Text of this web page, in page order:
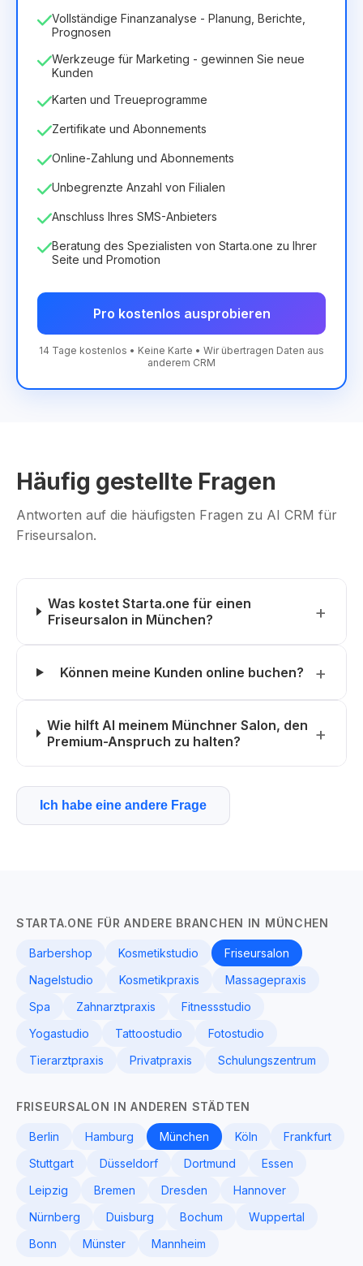
Vollständige Finanzanalyse - Planung, Berichte,
Prognosen
Werkzeuge für Marketing - gewinnen Sie neue
Kunden
Karten und Treueprogramme
Zertifikate und Abonnements
Online-Zahlung und Abonnements
Unbegrenzte Anzahl von Filialen
Anschluss Ihres SMS-Anbieters
Beratung des Spezialisten von Starta.one zu Ihrer
Seite und Promotion
Pro kostenlos ausprobieren
14 Tage kostenlos • Keine Karte • Wir übertragen Daten aus
anderem CRM
Häufig gestellte Fragen
Antworten auf die häufigsten Fragen zu AI CRM für
Friseursalon.
Was kostet Starta.one für einen
Friseursalon in München?
Können meine Kunden online buchen?
Wie hilft AI meinem Münchner Salon, den
Premium-Anspruch zu halten?
Ich habe eine andere Frage
STARTA.ONE FÜR ANDERE BRANCHEN IN MÜNCHEN
Barbershop Kosmetikstudio
Friseursalon
Nagelstudio
Kosmetikpraxis
Massagepraxis
Spa
Zahnarztpraxis
Fitnessstudio
Yogastudio
Tattoostudio
Fotostudio
Tierarztpraxis
Privatpraxis Schulungszentrum
FRISEURSALON IN ANDEREN STÄDTEN
Berlin Hamburg München Köln
Frankfurt
Stuttgart
Düsseldorf Dortmund
Essen
Leipzig
Bremen Dresden
Hannover
Nürnberg
Duisburg Bochum
Wuppertal
Bonn
Münster Mannheim